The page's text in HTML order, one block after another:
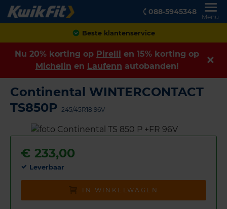
088-5945348
Menu
Beste klantenservice
Nu 20% korting op Pirelli en 15% korting op
Michelin en Laufenn autobanden!
Continental WINTERCONTACT
TS850P 245/45R18 96V
€ 233,00
Leverbaar
IN WINKELWAGEN